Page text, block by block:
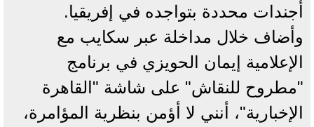
أجندات محددة بتواجده في إفريقيا.
وأضاف خلال مداخلة عبر سكايب مع
الإعلامية إيمان الحويزي في برنامج
"مطروح للنقاش" على شاشة "القاهرة
الإخبارية"، أنني لا أؤمن بنظرية المؤامرة،